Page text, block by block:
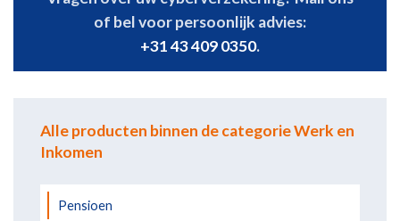
of bel voor persoonlijk advies:
+31 43 409 0350.
Alle producten binnen de categorie Werk en
Inkomen
Pensioen